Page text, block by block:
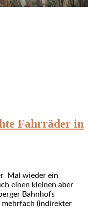
Fahrräder in
Mal wieder ein
einen kleinen aber
Bahnhofs
(indirekter